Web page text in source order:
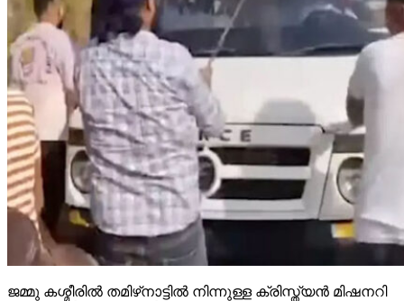
ജമ്മു കശ്മീരില്‍ തമിഴ്‌നാട്ടില്‍ നിന്നുള്ള ക്രിസ്ത്യന്‍ മിഷനറി